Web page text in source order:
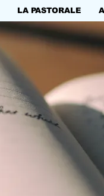
LA PASTORALE